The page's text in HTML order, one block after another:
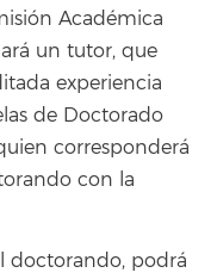
Académica
un tutor, que
experiencia
de Doctorado
corresponderá
con la
doctorando, podrá